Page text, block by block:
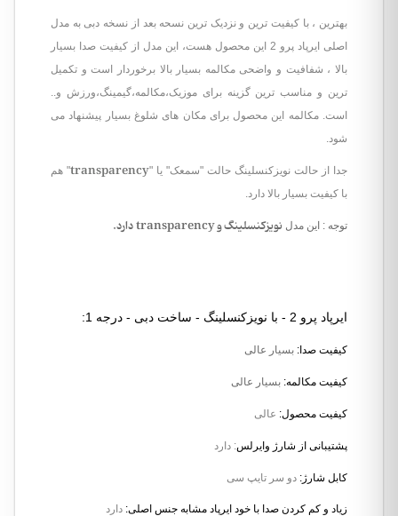
بهترین ، با کیفیت ترین و نزدیک ترین نسحه بعد از نسخه دبی به مدل
اصلی ایرپاد پرو 2 این محصول هست، این مدل از کیفیت صدا بسیار
بالا ، شفافیت و واضحی مکالمه بسیار بالا برخوردار است و تکمیل
ترین و مناسب ترین گزینه برای موزیک،مکالمه،گیمینگ،ورزش و..
است. مکالمه این محصول برای مکان های شلوغ بسیار پیشنهاد می
شود.
جدا از حالت نویزکنسلینگ حالت "سمعک" یا "transparency" هم
با کیفیت بسیار بالا دارد.
توجه : این مدل نویزکنسلینگ و transparency دارد.
ایرپاد پرو 2 - با نویزکنسلینگ - ساخت دبی - درجه 1:
کیفیت صدا: بسیار عالی
کیفیت مکالمه: بسیار عالی
کیفیت محصول: عالی
پشتیبانی از شارژ وایرلس: دارد
کابل شارژ: دو سر تایپ سی
زیاد و کم کردن صدا با خود ایرپاد مشابه جنس اصلی: دارد